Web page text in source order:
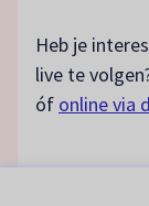
Heb je
live te
óf online via